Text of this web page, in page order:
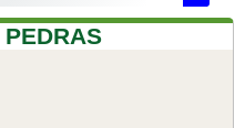
PEDRAS